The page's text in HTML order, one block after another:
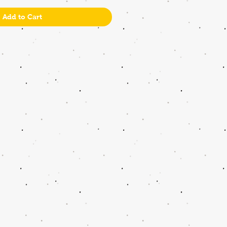
Add to Cart